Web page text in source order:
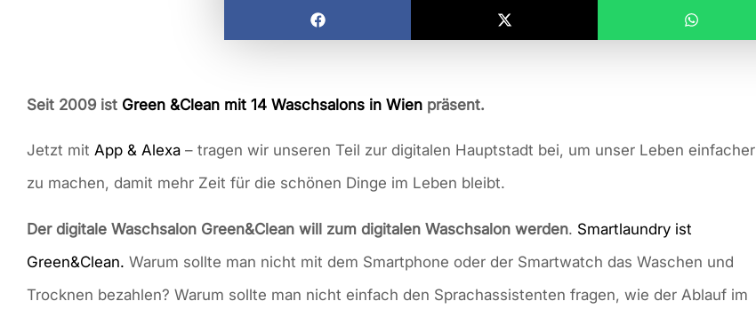
Seit 2009 ist Green &Clean mit 14 Waschsalons in Wien präsent.
Jetzt mit App & Alexa – tragen wir unseren Teil zur digitalen Hauptstadt bei, um unser Leben einfacher
zu machen, damit mehr Zeit für die schönen Dinge im Leben bleibt.
Der digitale Waschsalon Green&Clean will zum digitalen Waschsalon werden. Smartlaundry ist
Green&Clean. Warum sollte man nicht mit dem Smartphone oder der Smartwatch das Waschen und
Trocknen bezahlen? Warum sollte man nicht einfach den Sprachassistenten fragen, wie der Ablauf im